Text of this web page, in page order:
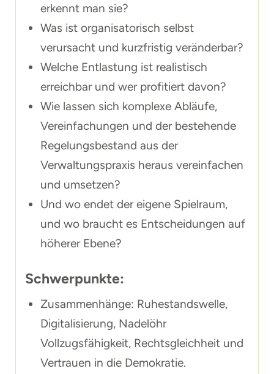
erkennt man sie?
Was ist organisatorisch selbst
verursacht und kurzfristig veränderbar?
Welche Entlastung ist realistisch
erreichbar und wer profitiert davon?
Wie lassen sich komplexe Abläufe,
Vereinfachungen und der bestehende
Regelungsbestand aus der
Verwaltungspraxis heraus vereinfachen
und umsetzen?
Und wo endet der eigene Spielraum,
und wo braucht es Entscheidungen auf
höherer Ebene?
Schwerpunkte:
Zusammenhänge: Ruhestandswelle,
Digitalisierung, Nadelöhr
Vollzugsfähigkeit, Rechtsgleichheit und
Vertrauen in die Demokratie.